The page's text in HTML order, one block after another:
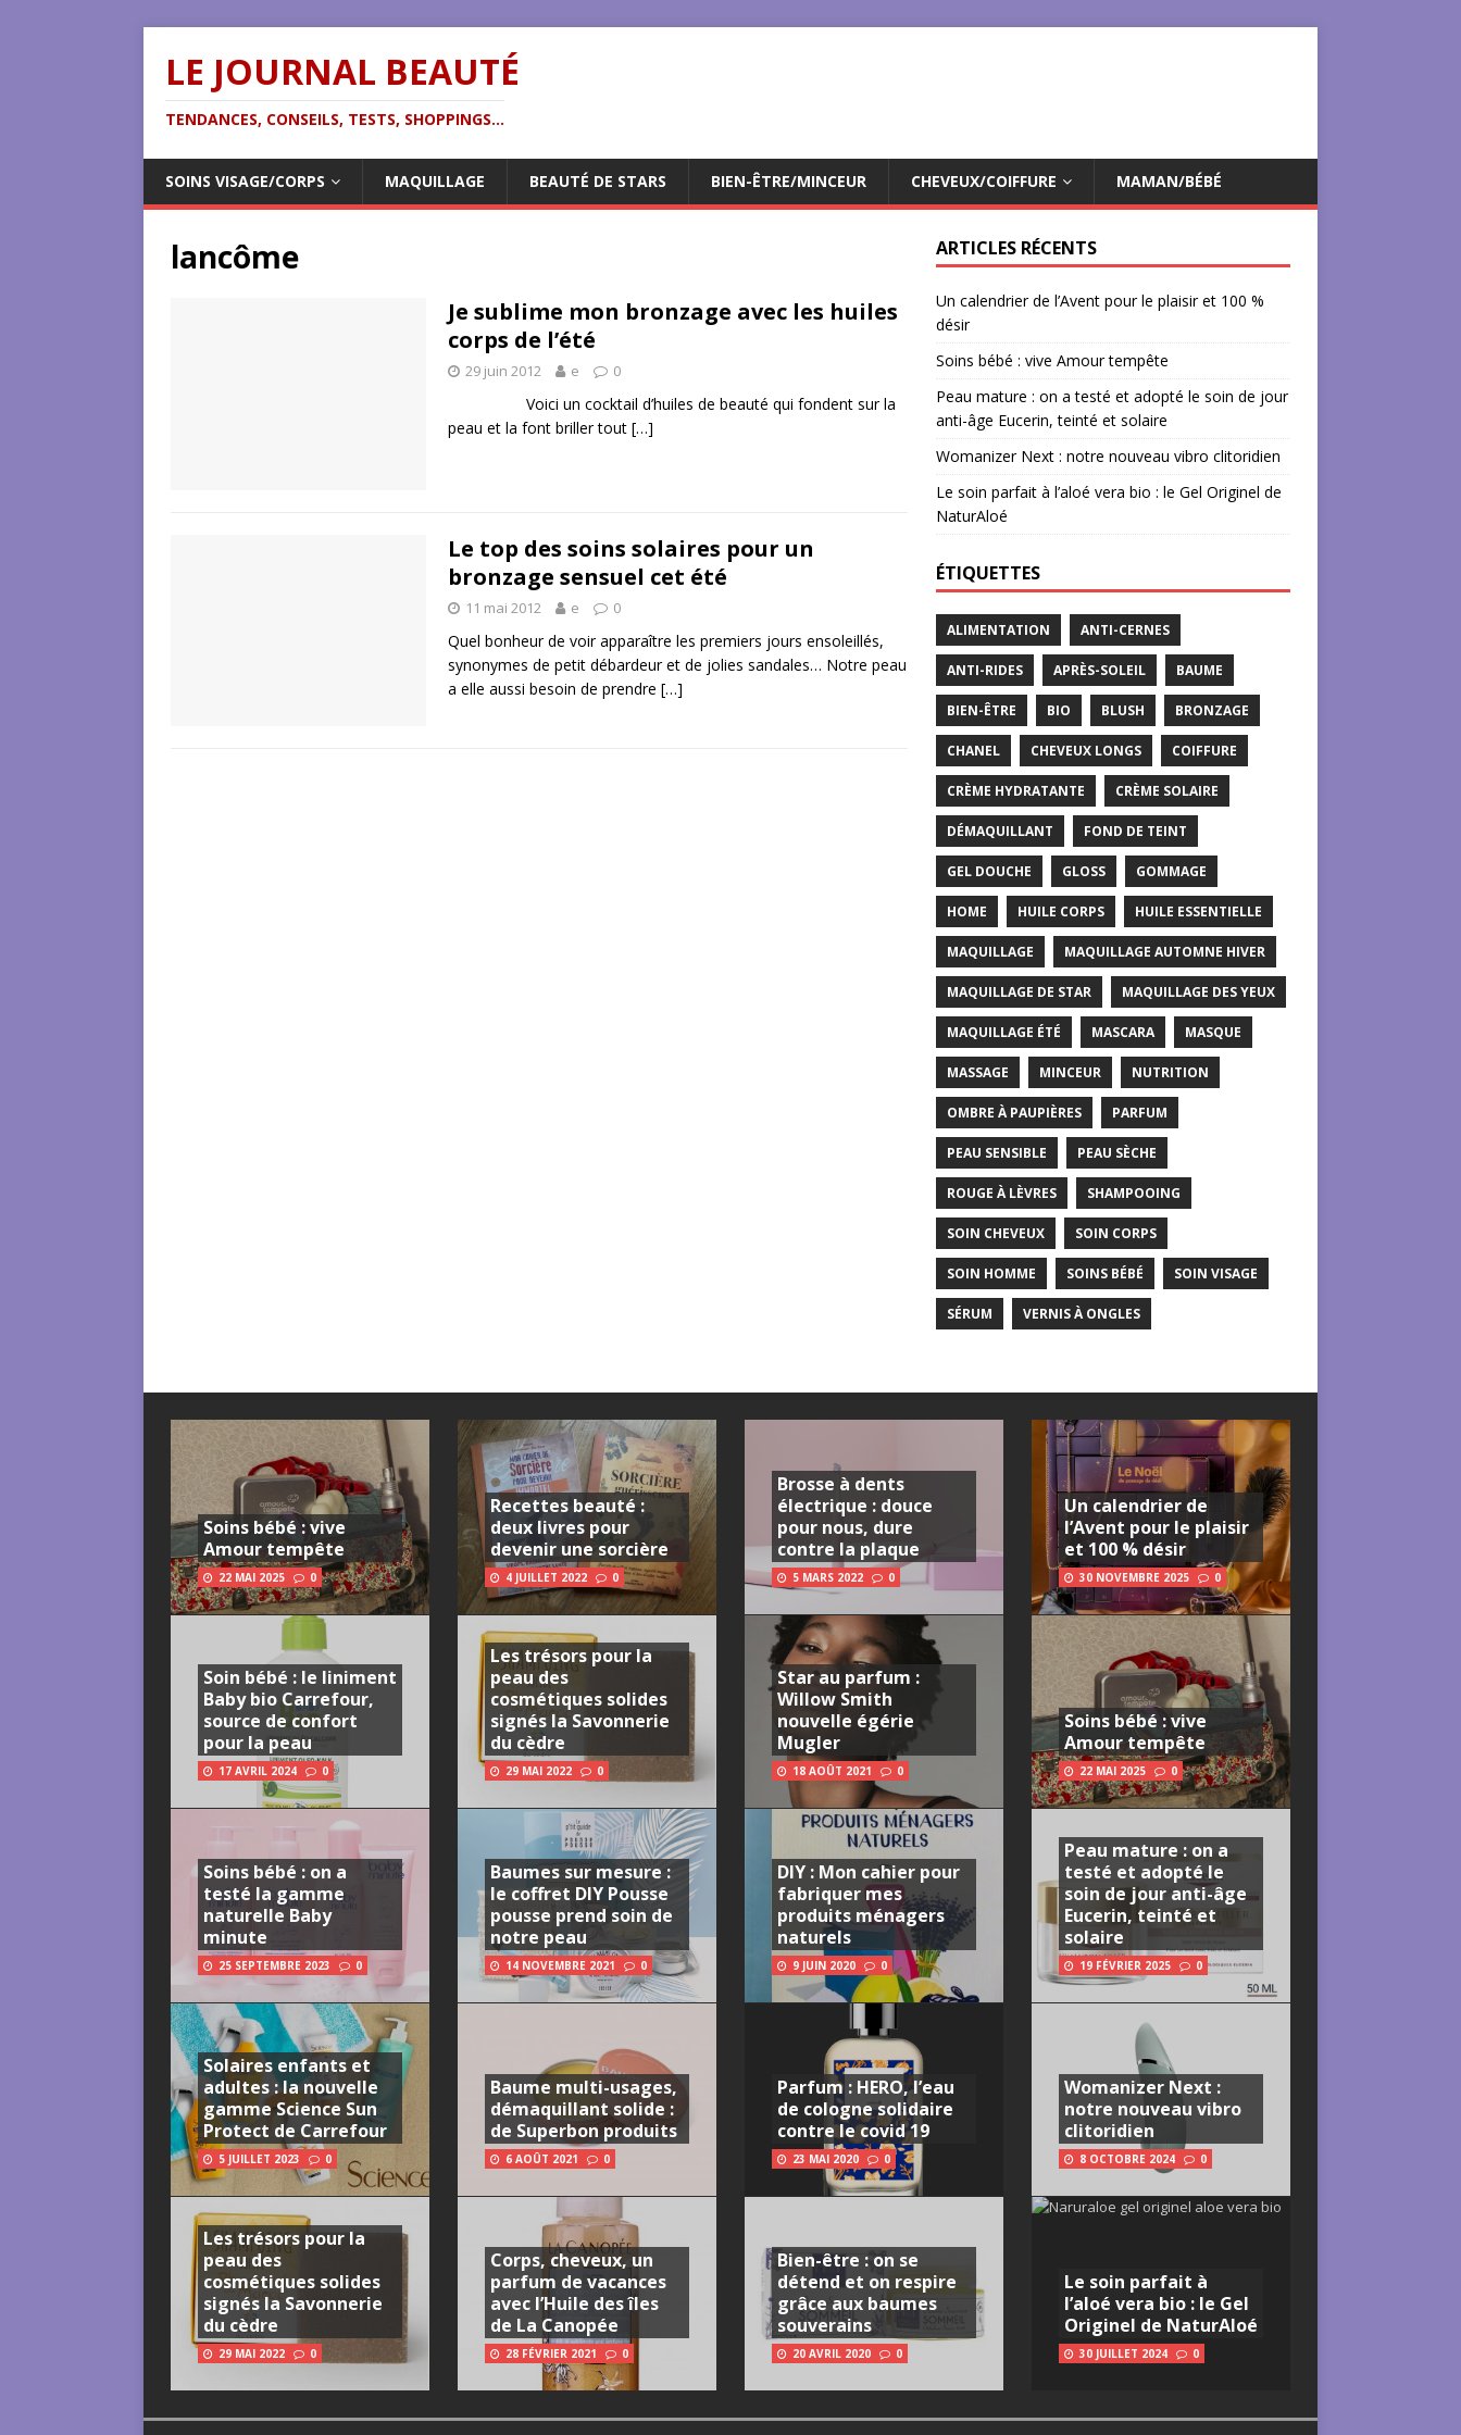
LE JOURNAL BEAUTÉ
TENDANCES, CONSEILS, TESTS, SHOPPINGS...
SOINS VISAGE/CORPS MAQUILLAGE BEAUTÉ DE STARS BIEN-ÊTRE/MINCEUR CHEVEUX/COIFFURE MAMAN/BÉBÉ
lancôme
Je sublime mon bronzage avec les huiles
corps de l’été
29 juin 2012 e 0
Voici un cocktail d’huiles de beauté qui fondent sur la
peau et la font briller tout […]
Le top des soins solaires pour un
bronzage sensuel cet été
11 mai 2012 e 0
Quel bonheur de voir apparaître les premiers jours ensoleillés,
synonymes de petit débardeur et de jolies sandales… Notre peau
a elle aussi besoin de prendre […]
ARTICLES RÉCENTS
Un calendrier de l’Avent pour le plaisir et 100 %
désir
Soins bébé : vive Amour tempête
Peau mature : on a testé et adopté le soin de jour
anti-âge Eucerin, teinté et solaire
Womanizer Next : notre nouveau vibro clitoridien
Le soin parfait à l’aloé vera bio : le Gel Originel de
NaturAloé
ÉTIQUETTES
ALIMENTATION ANTI-CERNES
ANTI-RIDES APRÈS-SOLEIL BAUME
BIEN-ÊTRE BIO BLUSH BRONZAGE
CHANEL CHEVEUX LONGS COIFFURE
CRÈME HYDRATANTE CRÈME SOLAIRE
DÉMAQUILLANT FOND DE TEINT
GEL DOUCHE GLOSS GOMMAGE
HOME HUILE CORPS HUILE ESSENTIELLE
MAQUILLAGE MAQUILLAGE AUTOMNE HIVER
MAQUILLAGE DE STAR MAQUILLAGE DES YEUX
MAQUILLAGE ÉTÉ MASCARA MASQUE
MASSAGE MINCEUR NUTRITION
OMBRE À PAUPIÈRES PARFUM
PEAU SENSIBLE PEAU SÈCHE
ROUGE À LÈVRES SHAMPOOING
SOIN CHEVEUX SOIN CORPS
SOIN HOMME SOINS BÉBÉ SOIN VISAGE
SÉRUM VERNIS À ONGLES
Soins bébé : vive
Amour tempête
22 MAI 2025 0
Soin bébé : le liniment
Baby bio Carrefour,
source de confort
pour la peau
17 AVRIL 2024 0
Soins bébé : on a
testé la gamme
naturelle Baby
minute
25 SEPTEMBRE 2023 0
Solaires enfants et
adultes : la nouvelle
gamme Science Sun
Protect de Carrefour
5 JUILLET 2023 0
Les trésors pour la
peau des
cosmétiques solides
signés la Savonnerie
du cèdre
29 MAI 2022 0
Recettes beauté :
deux livres pour
devenir une sorcière
4 JUILLET 2022 0
Les trésors pour la
peau des
cosmétiques solides
signés la Savonnerie
du cèdre
29 MAI 2022 0
Baumes sur mesure :
le coffret DIY Pousse
pousse prend soin de
notre peau
14 NOVEMBRE 2021 0
Baume multi-usages,
démaquillant solide :
de Superbon produits
6 AOÛT 2021 0
Corps, cheveux, un
parfum de vacances
avec l’Huile des îles
de La Canopée
28 FÉVRIER 2021 0
Brosse à dents
électrique : douce
pour nous, dure
contre la plaque
5 MARS 2022 0
Star au parfum :
Willow Smith
nouvelle égérie
Mugler
18 AOÛT 2021 0
DIY : Mon cahier pour
fabriquer mes
produits ménagers
naturels
9 JUIN 2020 0
Parfum : HERO, l’eau
de cologne solidaire
contre le covid 19
23 MAI 2020 0
Bien-être : on se
détend et on respire
grâce aux baumes
souverains
20 AVRIL 2020 0
Un calendrier de
l’Avent pour le plaisir
et 100 % désir
30 NOVEMBRE 2025 0
Soins bébé : vive
Amour tempête
22 MAI 2025 0
Peau mature : on a
testé et adopté le
soin de jour anti-âge
Eucerin, teinté et
solaire
19 FÉVRIER 2025 0
Womanizer Next :
notre nouveau vibro
clitoridien
8 OCTOBRE 2024 0
Le soin parfait à
l’aloé vera bio : le Gel
Originel de NaturAloé
30 JUILLET 2024 0